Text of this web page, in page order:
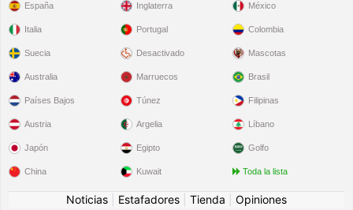
España
Italia
Suecia
Inglaterra
Portugal
Desactivado
México
Colombia
Mascotas
Australia
Países Bajos
Austria
Japón
China
Marruecos
Túnez
Argelia
Egipto
Kuwait
Brasil
Filipinas
Líbano
Golfo
Toda la lista
Noticias Estafadores Tienda
Opiniones